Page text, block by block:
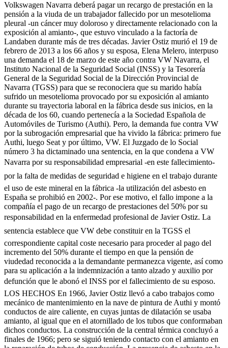
Volkswagen Navarra deberá pagar un recargo de prestación en la
pensión a la viuda de un trabajador fallecido por un mesotelioma
pleural -un cáncer muy doloroso y directamente relacionado con la
exposición al amianto-, que estuvo vinculado a la factoría de
Landaben durante más de tres décadas. Javier Ostiz murió el 19 de
febrero de 2013 a los 66 años y su esposa, Elena Melero, interpuso
una demanda el 18 de marzo de este año contra VW Navarra, el
Instituto Nacional de la Seguridad Social (INSS) y la Tesorería
General de la Seguridad Social de la Dirección Provincial de
Navarra (TGSS) para que se reconociera que su marido había
sufrido un mesotelioma provocado por su exposición al amianto
durante su trayectoria laboral en la fábrica desde sus inicios, en la
década de los 60, cuando pertenecía a la Sociedad Española de
Automóviles de Turismo (Authi). Pero, la demanda fue contra VW
por la subrogación empresarial que ha vivido la fábrica: primero fue
Authi, luego Seat y por último, VW. El Juzgado de lo Social
número 3 ha dictaminado una sentencia, en la que condena a VW
Navarra por su responsabilidad empresarial -en este fallecimiento-
por la falta de medidas de seguridad e higiene en el trabajo durante
el uso de este mineral en la fábrica -la utilización del asbesto en
España se prohibió en 2002-. Por ese motivo, el fallo impone a la
compañía el pago de un recargo de prestaciones del 50% por su
responsabilidad en la enfermedad profesional de Javier Ostiz. La
sentencia establece que VW debe constituir en la TGSS el
correspondiente capital coste necesario para proceder al pago del
incremento del 50% durante el tiempo en que la pensión de
viudedad reconocida a la demandante permanezca vigente, así como
para su aplicación a la indemnización a tanto alzado y auxilio por
defunción que le abonó el INSS por el fallecimiento de su esposo.
LOS HECHOS En 1966, Javier Ostiz llevó a cabo trabajos como
mecánico de mantenimiento en la nave de pintura de Authi y montó
conductos de aire caliente, en cuyas juntas de dilatación se usaba
amianto, al igual que en el atornillado de los tubos que conformaban
dichos conductos. La construcción de la central térmica concluyó a
finales de 1966; pero se siguió teniendo contacto con el amianto en